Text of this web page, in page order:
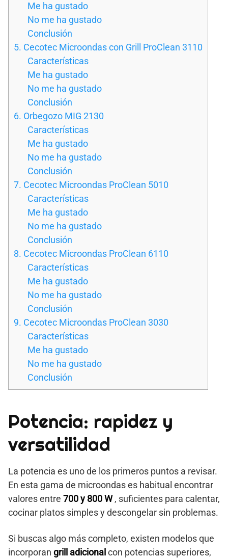
Me ha gustado
No me ha gustado
Conclusión
5. Cecotec Microondas con Grill ProClean 3110
Características
Me ha gustado
No me ha gustado
Conclusión
6. Orbegozo MIG 2130
Características
Me ha gustado
No me ha gustado
Conclusión
7. Cecotec Microondas ProClean 5010
Características
Me ha gustado
No me ha gustado
Conclusión
8. Cecotec Microondas ProClean 6110
Características
Me ha gustado
No me ha gustado
Conclusión
9. Cecotec Microondas ProClean 3030
Características
Me ha gustado
No me ha gustado
Conclusión
Potencia: rapidez y
versatilidad
La potencia es uno de los primeros puntos a revisar.
En esta gama de microondas es habitual encontrar
valores entre 700 y 800 W, suficientes para calentar,
cocinar platos simples y descongelar sin problemas.
Si buscas algo más completo, existen modelos que
incorporan grill adicional con potencias superiores,